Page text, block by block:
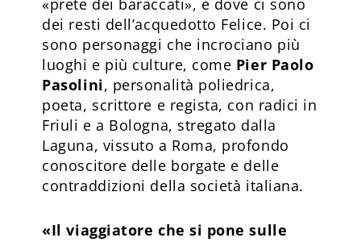
dei resti dell’acquedotto Felice. Poi ci
sono personaggi che incrociano più
luoghi e più culture, come Pier Paolo
Pasolini, personalità poliedrica,
poeta, scrittore e regista, con radici in
Friuli e a Bologna, stregato dalla
Laguna, vissuto a Roma, profondo
conoscitore delle borgate e delle
contraddizioni della società italiana.
«Il viaggiatore che si pone sulle